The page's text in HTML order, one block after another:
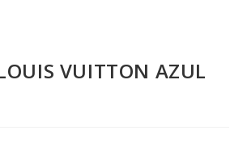
VUITTON AZUL